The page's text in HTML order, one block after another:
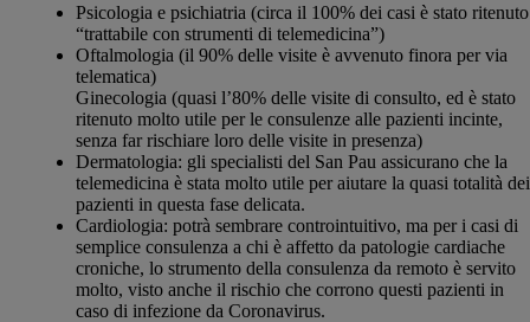
Psicologia e psichiatria (circa il 100% dei casi è stato ritenuto
“trattabile con strumenti di telemedicina”)
Oftalmologia (il 90% delle visite è avvenuto finora per via
telematica)
Ginecologia (quasi l’80% delle visite di consulto, ed è stato
ritenuto molto utile per le consulenze alle pazienti incinte,
senza far rischiare loro delle visite in presenza)
Dermatologia: gli specialisti del San Pau assicurano che la
telemedicina è stata molto utile per aiutare la quasi totalità dei
pazienti in questa fase delicata.
Cardiologia: potrà sembrare controintuitivo, ma per i casi di
semplice consulenza a chi è affetto da patologie cardiache
croniche, lo strumento della consulenza da remoto è servito
molto, visto anche il rischio che corrono questi pazienti in
caso di infezione da Coronavirus.